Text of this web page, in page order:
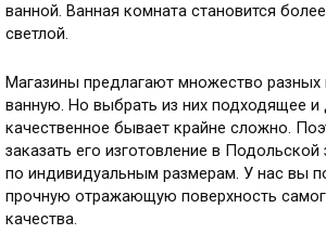
ванной. Ванная комната становится
светлой.
Магазины предлагают множество разных
ванную. Но выбрать из них подходящее и
качественное бывает крайне сложно.
заказать его изготовление в
по индивидуальным размерам. У нас вы
прочную отражающую поверхность
качества.